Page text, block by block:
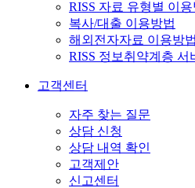
RISS 자료 유형별 이용
복사/대출 이용방법
해외전자자료 이용방법
RISS 정보취약계층 서
고객센터
자주 찾는 질문
상담 신청
상담 내역 확인
고객제안
신고센터